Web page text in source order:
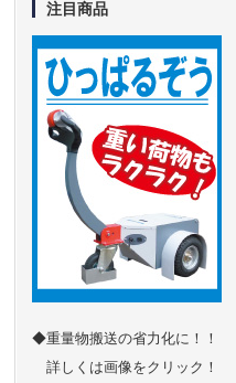
注目商品
◆重量物搬送の省力化に！！
詳しくは画像をクリック！